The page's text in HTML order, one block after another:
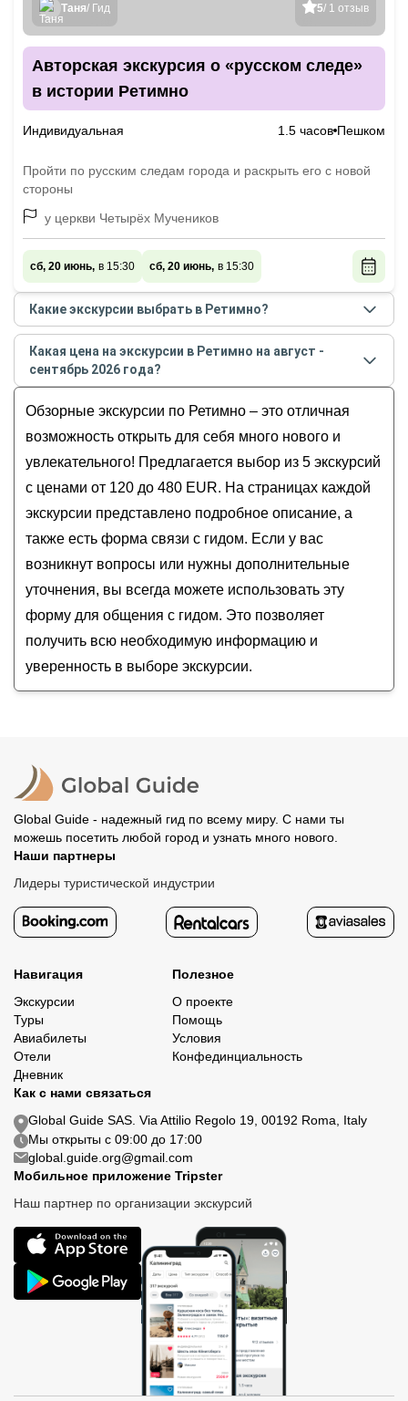
5/ 1 отзыв
Таня/ Гид
Авторская экскурсия о «русском следе»
в истории Ретимно
Индивидуальная 1.5 часов Пешком
Пройти по русским следам города и раскрыть его с новой
стороны
у церкви Четырёх Мучеников
сб, 20 июнь, в 15:30 сб, 20 июнь, в 15:30
Какие экскурсии выбрать в Ретимно?
Самые популярные экскурсиив Ретимнов августе
- сентябре 2026года:
История Ретимно — в «Великолепном веке»
Ретимно — венецианская жемчужина Крита
Культура виноделия и традиции оливкового
масла на Крите
В объятиях Белых гор: экскурсия по
области Ретимно
Авторская экскурсия о «русском следе» в
истории Ретимно
Какая цена на экскурсии в Ретимно на август -
сентябрь 2026 года?
сентябрь 2026года от 120до 480 EUR
Обзорные экскурсии по Ретимно – это отличная
возможность открыть для себя много нового и
увлекательного! Предлагается выбор из 5 экскурсий
с ценами от 120 до 480 EUR. На страницах каждой
экскурсии представлено подробное описание, а
также есть форма связи с гидом. Если у вас
возникнут вопросы или нужны дополнительные
уточнения, вы всегда можете использовать эту
форму для общения с гидом. Это позволяет
получить всю необходимую информацию и
уверенность в выборе экскурсии.
Global Guide - надежный гид по всему миру. С нами ты
можешь посетить любой город и узнать много нового.
Наши партнеры
Лидеры туристической индустрии
Навигация
Экскурсии
Туры
Авиабилеты
Отели
Дневник
Полезное
О проекте
Помощь
Условия
Конфединциальность
Как с нами связаться
Global Guide SAS. Via Attilio Regolo 19, 00192 Roma, Italy
Мы открыты с 09:00 до 17:00
global.guide.org@gmail.com
Мобильное приложение Tripster
Наш партнер по организации экскурсий